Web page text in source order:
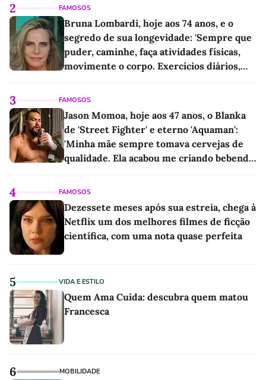
2 FAMOSOS
Bruna Lombardi, hoje aos 74 anos, e o
segredo de sua longevidade: 'Sempre que
puder, caminhe, faça atividades físicas,
movimente o corpo. Exercícios diários,
3 FAMOSOS
Jason Momoa, hoje aos 47 anos, o Blanka
de 'Street Fighter' e eterno 'Aquaman':
'Minha mãe sempre tomava cervejas de
qualidade. Ela acabou me criando bebendo
4 FAMOSOS
Dezessete meses após sua estreia, chega à
Netflix um dos melhores filmes de ficção
científica, com uma nota quase perfeita
5 VIDA E ESTILO
Quem Ama Cuida: descubra quem matou
Francesca
6 MOBILIDADE